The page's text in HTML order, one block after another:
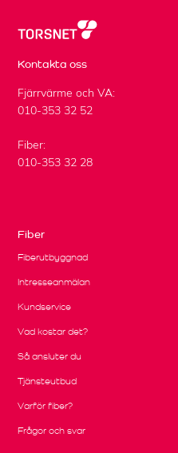
Kontakta oss
Fjärrvärme och VA:
010-353 32 52
Fiber:
010-353 32 28
Fiber
Fiberutbyggnad
Intresseanmälan
Kundservice
Vad kostar det?
Så ansluter du
Tjänsteutbud
Varför fiber?
Frågor och svar